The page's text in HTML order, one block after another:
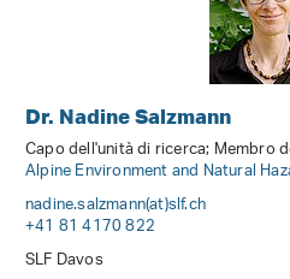
Dr. Nadine Salzmann
Capo dell'unità di ricerca; Membro
Alpine Environment and Natural
nadine.salzmann(at)slf.ch
+41 81 4170 822
SLF Davos